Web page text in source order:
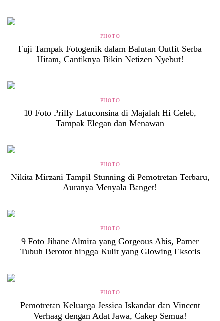
PHOTO
Fuji Tampak Fotogenik dalam Balutan Outfit Serba
Hitam, Cantiknya Bikin Netizen Nyebut!
PHOTO
10 Foto Prilly Latuconsina di Majalah Hi Celeb,
Tampak Elegan dan Menawan
PHOTO
Nikita Mirzani Tampil Stunning di Pemotretan Terbaru,
Auranya Menyala Banget!
PHOTO
9 Foto Jihane Almira yang Gorgeous Abis, Pamer
Tubuh Berotot hingga Kulit yang Glowing Eksotis
PHOTO
Pemotretan Keluarga Jessica Iskandar dan Vincent
Verhaag dengan Adat Jawa, Cakep Semua!